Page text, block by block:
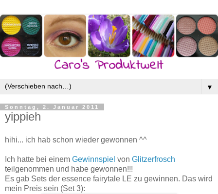
▼
Sonntag, 2. Januar 2011
yippieh
hihi... ich hab schon wieder gewonnen ^^
Ich hatte bei einem Gewinnspiel von Glitzerfrosch
teilgenommen und habe gewonnen!!!
Es gab Sets der essence fairytale LE zu gewinnen. Das wird
mein Preis sein (Set 3):